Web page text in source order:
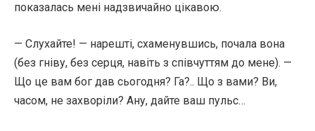
показалась мені надзвичайно цікавою.
— Слухайте! — нарешті, схаменувшись, почала вона
(без гніву, без серця, навіть з співчуттям до мене). —
Що це вам бог дав сьогодня? Га?.. Що з вами? Ви,
часом, не захворіли? Ану, дайте ваш пульс…